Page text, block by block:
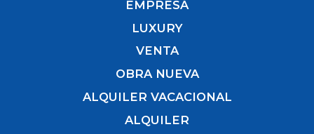
EMPRESA
LUXURY
VENTA
OBRA NUEVA
ALQUILER VACACIONAL
ALQUILER